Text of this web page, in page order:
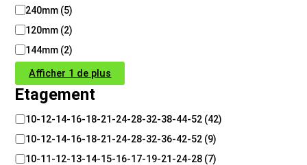
240mm (5)
120mm (2)
144mm (2)
Afficher 1 de plus
Etagement
E
a
g
10-12-14-16-18-21-24-28-32-38-44-52 (42)
10-12-14-16-18-21-24-28-32-36-42-52 (9)
10-11-12-13-14-15-16-17-19-21-24-28 (7)